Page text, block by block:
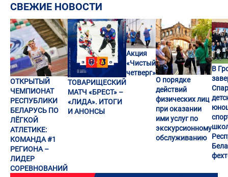
СВЕЖИЕ НОВОСТИ
ОТКРЫТЫЙ
ЧЕМПИОНАТ
РЕСПУБЛИКИ
БЕЛАРУСЬ ПО
ЛЁГКОЙ
АТЛЕТИКЕ:
КОМАНДА #1
РЕГИОНА –
ЛИДЕР
СОРЕВНОВАНИЙ
ТОВАРИЩЕСКИЙ
МАТЧ «БРЕСТ» –
«ЛИДА». ИТОГИ
И АНОНСЫ
Акция
«Чистый
четверг»
О порядке
действий
физических лиц
при оказании
ими услуг по
экскурсионному
обслуживанию
В